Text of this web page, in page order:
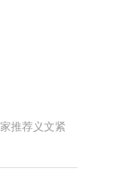
推荐义文紧